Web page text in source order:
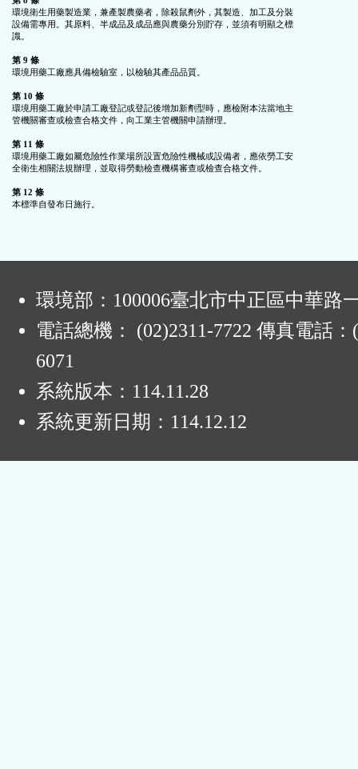
環境衛生用藥製造業，兼產製農藥者，除殺鼠劑外，其製造、加工及分裝
設備需專用。其原料、半成品及成品應與農藥分別貯存，並須有明顯之標
識。
第 9 條
環境用藥工廠應具備檢驗室，以檢驗其產品品質。
第 10 條
環境用藥工廠於申請工廠登記或登記後增加新劑型時，應檢附本法當地主
管機關審查或檢查合格文件，向工業主管機關申請辦理。
第 11 條
環境用藥工廠如屬危險性作業場所設置危險性機械或設備者，應依勞工安
全衛生相關法規辦理，並取得勞動檢查機構審查或檢查合格文件。
第 12 條
環境部：100006臺北市中正區中華路
電話總機： (02)2311-7722 傳真電話：
6071
系統版本： 114.11.28
系統更新日期： 114.12.12